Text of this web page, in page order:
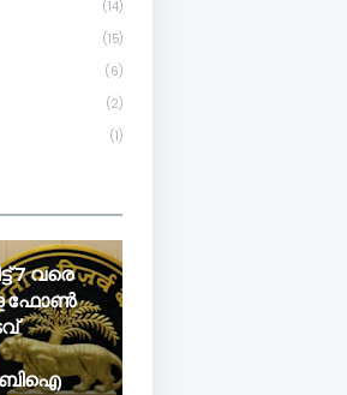
(14)
(15)
(6)
(2)
(1)
7 വരെ
ഫോൺ